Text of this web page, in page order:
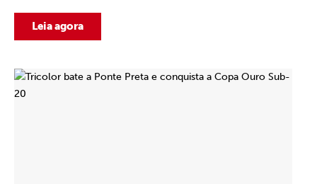
Leia agora